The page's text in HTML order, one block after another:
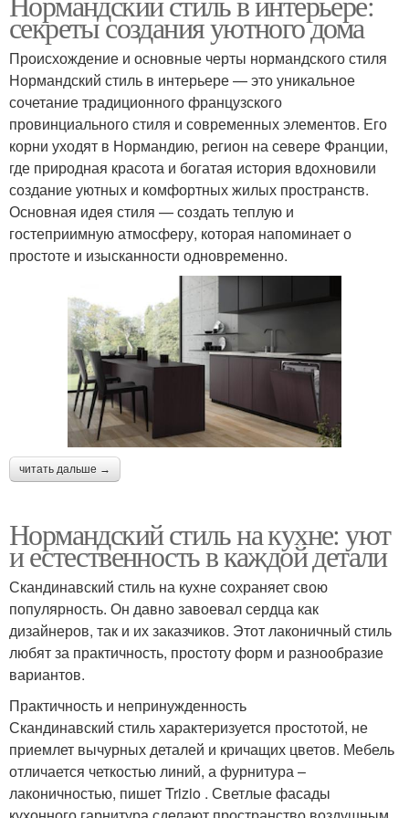
секреты создания уютного дома
Происхождение и основные черты нормандского стиля
Нормандский стиль в интерьере — это уникальное
сочетание традиционного французского
провинциального стиля и современных элементов. Его
корни уходят в Нормандию, регион на севере Франции,
где природная красота и богатая история вдохновили
создание уютных и комфортных жилых пространств.
Основная идея стиля — создать теплую и
гостеприимную атмосферу, которая напоминает о
простоте и изысканности одновременно.
читать дальше →
Нормандский стиль на кухне: уют
и естественность в каждой детали
Скандинавский стиль на кухне сохраняет свою
популярность. Он давно завоевал сердца как
дизайнеров, так и их заказчиков. Этот лаконичный стиль
любят за практичность, простоту форм и разнообразие
вариантов.
Практичность и непринужденность
Скандинавский стиль характеризуется простотой, не
приемлет вычурных деталей и кричащих цветов. Мебель
отличается четкостью линий, а фурнитура –
лаконичностью, пишет Trizio . Светлые фасады